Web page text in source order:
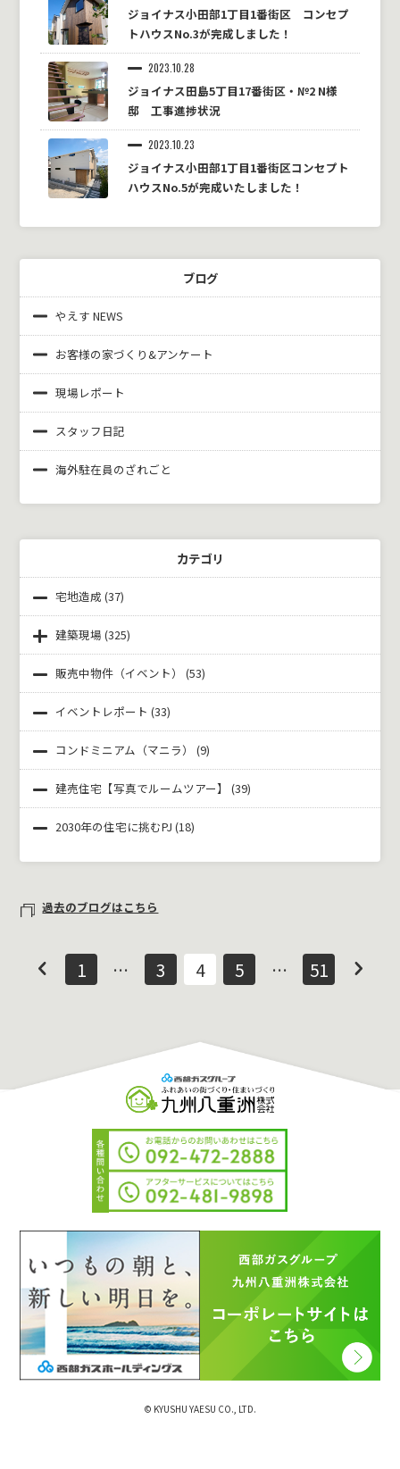
ジョイナス小田部1丁目1番街区 コンセプ
トハウスNo.3が完成しました！
2023.10.28
ジョイナス田島5丁目17番街区・№2 N様
邸 工事進捗状況
2023.10.23
ジョイナス小田部1丁目1番街区コンセプト
ハウスNo.5が完成いたしました！
ブログ
やえす NEWS
お客様の家づくり&アンケート
現場レポート
スタッフ日記
海外駐在員のざれごと
カテゴリ
宅地造成 (37)
建築現場 (325)
販売中物件（イベント） (53)
イベントレポート (33)
コンドミニアム（マニラ） (9)
建売住宅【写真でルームツアー】 (39)
2030年の住宅に挑むPJ (18)
過去のブログはこちら
1 … 3 4 5 … 51
© KYUSHU YAESU CO., LTD.